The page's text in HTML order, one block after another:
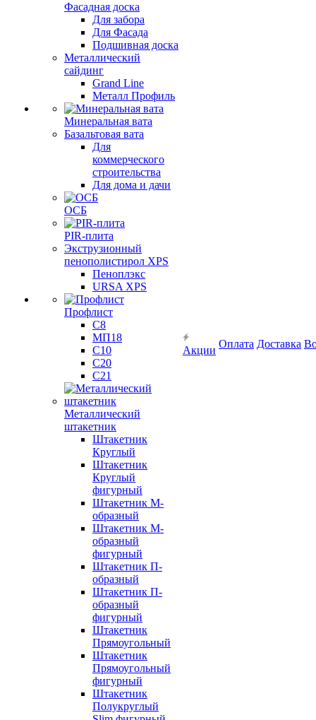
Фасадная доска
Для забора
Для Фасада
Подшивная доска
Металлический
сайдинг
Grand Line
Металл Профиль
Минеральная вата
Базальтовая вата
Для
коммерческого
строительства
Для дома и дачи
ОСБ
PIR-плита
Экструзионный
пенополистирол XPS
Пеноплэкс
URSA XPS
Профлист
С8
МП18
С10
С20
С21
Металлический
штакетник
Штакетник
Круглый
Штакетник
Круглый
фигурный
Штакетник М-
образный
Штакетник М-
образный
фигурный
Штакетник П-
образный
Штакетник П-
образный
фигурный
Штакетник
Прямоугольный
Штакетник
Прямоугольный
фигурный
Штакетник
Полукруглый
Акции
Оплата Доставка